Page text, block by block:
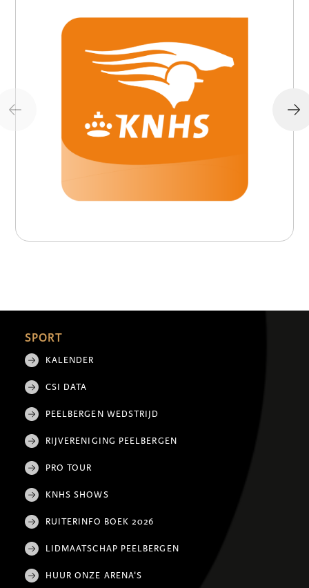
SPORT
KALENDER
CSI DATA
PEELBERGEN WEDSTRIJD
RIJVERENIGING PEELBERGEN
PRO TOUR
KNHS SHOWS
RUITERINFO BOEK 2026
LIDMAATSCHAP PEELBERGEN
HUUR ONZE ARENA'S